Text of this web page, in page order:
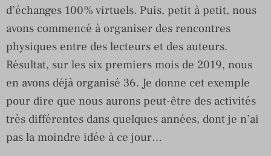
d’échanges 100% virtuels. Puis, petit à petit, nous
avons commencé à organiser des rencontres
physiques entre des lecteurs et des auteurs.
Résultat, sur les six premiers mois de 2019, nous
en avons déjà organisé 36. Je donne cet exemple
pour dire que nous aurons peut-être des activités
très différentes dans quelques années, dont je n’ai
pas la moindre idée à ce jour…